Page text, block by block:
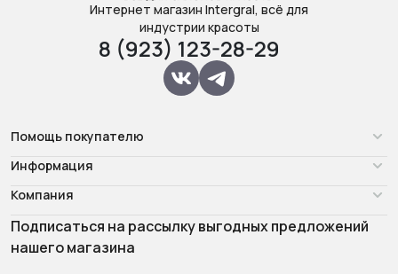
Интернет магазин Intergral, всё для
индустрии красоты
8 (923) 123-28-29
Помощь покупателю
Информация
Компания
Подписаться на рассылку выгодных предложений
нашего магазина